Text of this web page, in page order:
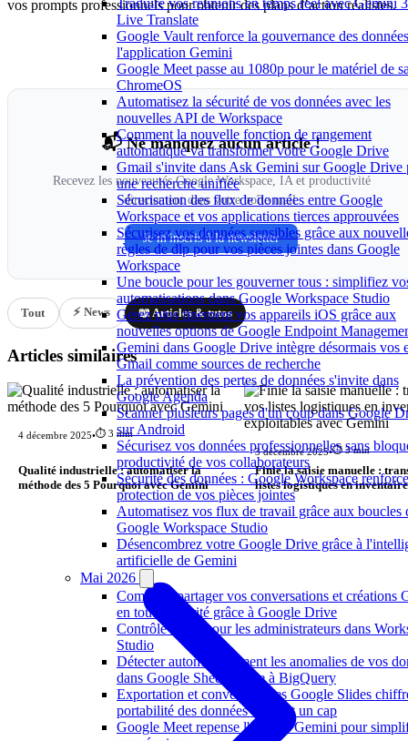
Traduire vos réunions en temps réel avec Gemini
Live Translate
Google Vault renforce la gouvernance des
l'application Gemini
Google Meet passe au 1080p pour le matériel de
ChromeOS
Automatisez la sécurité de vos données avec les
nouvelles API de Workspace
Comment la nouvelle fonction de rangement
automatique va transformer votre Google Drive
Gmail s'invite dans Ask Gemini sur Google Drive
une recherche unifiée
Sécurisation des flux de données entre Google
Workspace et vos applications tierces approuvées
Sécurisez vos données sensibles grâce aux
règles de dlp pour vos pièces jointes dans Google
Workspace
Une boucle pour les gouverner tous : simplifiez
automatisations dans Google Workspace Studio
Gérez plus finement vos appareils iOS grâce aux
nouvelles options de Google Endpoint
Gemini dans Google Drive intègre désormais vos
Gmail comme sources de recherche
La prévention des pertes de données s'invite dans
Google Agenda
Scanner plusieurs pages d'un coup dans Google
sur Android
Sécurisez vos données professionnelles sans
productivité de vos collaborateurs
Sécurité des données : Google Workspace
protection de vos pièces jointes
Automatisez vos flux de travail grâce aux boucles
Google Workspace Studio
Désencombrez votre Google Drive grâce à
artificielle de Gemini
Mai 2026
Comment partager vos conversations et créations
en toute sécurité grâce à Google Drive
Contrôle accru pour les administrateurs dans
Studio
Détecter automatiquement les anomalies de vos
dans Google Sheets grâce à BigQuery
Exportation et conversion des Google Slides
portabilité des données franchit un cap
Google Meet repense l'accès à Gemini pour
vos prompts professionnels pour obtenir des plans d’action réalistes.
📬 Ne manquez aucun article !
Recevez les nouveautés Google Workspace, IA et productivité
directement dans votre boîte mail.
Je m'inscris à la newsletter
Tout ⚡ News 📖 Articles & tutos
Articles similaires
4 décembre 2025•⏱️ 3 min
Qualité industrielle : automatiser la
méthode des 5 Pourquoi avec Gemini
3 décembre 2025•⏱️ 3 min
Finie la saisie manuelle :
listes logistiques en
exploitables avec Gemini